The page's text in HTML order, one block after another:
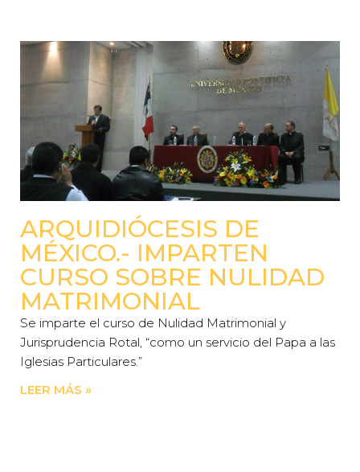
ARQUIDIÓCESIS DE
MÉXICO.- IMPARTEN
CURSO SOBRE NULIDAD
MATRIMONIAL
Se imparte el curso de Nulidad Matrimonial y
Jurisprudencia Rotal, “como un servicio del Papa a las
Iglesias Particulares.”
LEER MÁS »